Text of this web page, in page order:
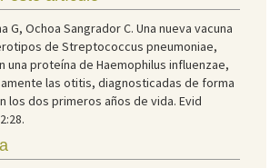
G, Ochoa Sangrador C. Una nueva vacuna
de Streptococcus pneumoniae,
una proteína de Haemophilus influenzae,
las otitis, diagnosticadas de forma
los dos primeros años de vida. Evid